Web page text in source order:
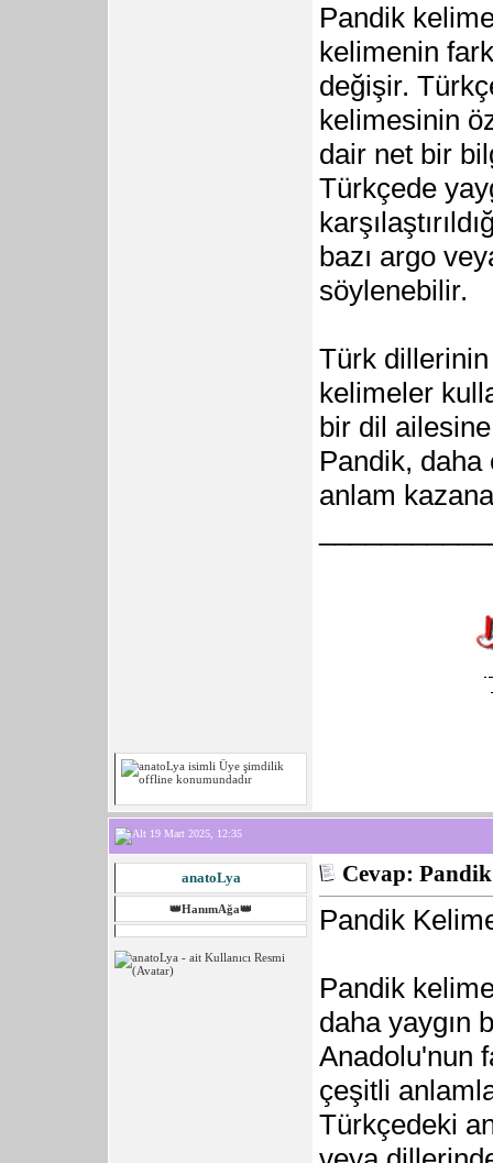
Pandik
kelimenin
değişir.
kelimesinin
dair net bir
Türkçede
bazı argo
söylenebilir.
Türk
kelimeler
bir dil
Pandik, daha
anlam
19 Mart 2025, 12:35
anatoLya
👑HanımAğa👑
Cevap:
Pandik
Pandik
daha yaygın
Anadolu'nun
çeşitli
Türkçedeki